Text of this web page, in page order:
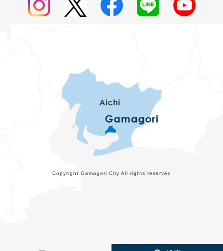
Copyright Gamagori City All rights reserved